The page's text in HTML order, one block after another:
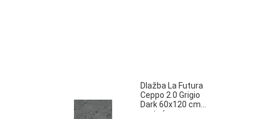
Dlažba La Futura
Ceppo 2.0 Grigio
Dark 60x120 cm
matná